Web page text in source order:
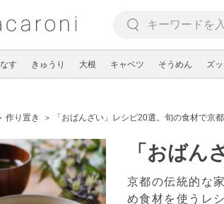
なす きゅうり 大根 キャベツ そうめん ズ
作り置き 「おばんざい」レシピ20選。旬の食材で京
「おばん
京都の伝統的な
め食材を使うレ